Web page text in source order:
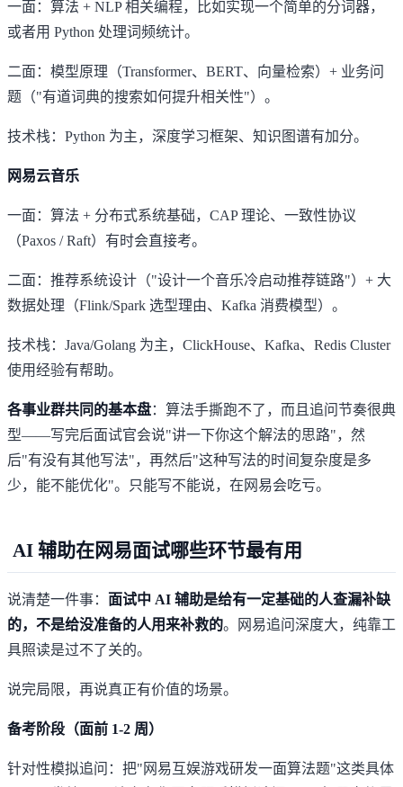
一面：算法 + NLP 相关编程，比如实现一个简单的分词器，
或者用 Python 处理词频统计。
二面：模型原理（Transformer、BERT、向量检索）+ 业务问
题（"有道词典的搜索如何提升相关性"）。
技术栈：Python 为主，深度学习框架、知识图谱有加分。
网易云音乐
一面：算法 + 分布式系统基础，CAP 理论、一致性协议
（Paxos / Raft）有时会直接考。
二面：推荐系统设计（"设计一个音乐冷启动推荐链路"）+ 大
数据处理（Flink/Spark 选型理由、Kafka 消费模型）。
技术栈：Java/Golang 为主，ClickHouse、Kafka、Redis Cluster
使用经验有帮助。
各事业群共同的基本盘：算法手撕跑不了，而且追问节奏很典
型——写完后面试官会说"讲一下你这个解法的思路"，然
后"有没有其他写法"，再然后"这种写法的时间复杂度是多
少，能不能优化"。只能写不能说，在网易会吃亏。
AI 辅助在网易面试哪些环节最有用
说清楚一件事： 面试中 AI 辅助是给有一定基础的人查漏补缺
的，不是给没准备的人用来补救的。网易追问深度大，纯靠工
具照读是过不了关的。
说完局限，再说真正有价值的场景。
备考阶段（面前 1-2 周）
针对性模拟追问：把"网易互娱游戏研发一面算法题"这类具体